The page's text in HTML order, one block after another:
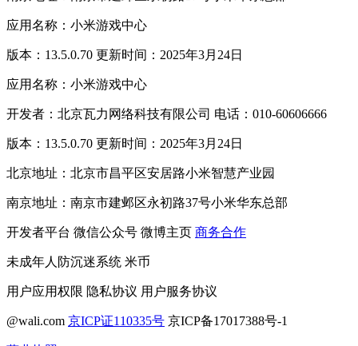
应用名称：小米游戏中心
版本：13.5.0.70 更新时间：2025年3月24日
应用名称：小米游戏中心
开发者：北京瓦力网络科技有限公司 电话：010-60606666
版本：13.5.0.70 更新时间：2025年3月24日
北京地址：北京市昌平区安居路小米智慧产业园
南京地址：南京市建邺区永初路37号小米华东总部
开发者平台 微信公众号 微博主页 商务合作
未成年人防沉迷系统 米币
用户应用权限 隐私协议 用户服务协议
@wali.com 京ICP证110335号 京ICP备17017388号-1